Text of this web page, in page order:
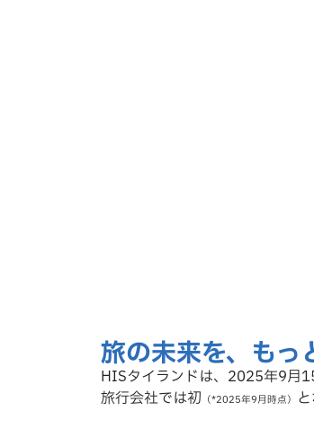
旅の未来を、もっ
HISタイランドは、2025年9月
旅行会社では初 （*2025年9月時点）